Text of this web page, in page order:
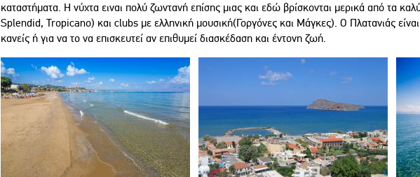
καταστήματα. Η νύχτα ειναι πολύ ζωντανή επίσης μιας και εδώ βρίσκονται μερικά από τα
Splendid, Tropicano) και clubs με ελληνική μουσική(Γοργόνες και Μάγκες). Ο Πλατανιάς είναι
κανείς ή για να το να επισκευτεί αν επιθυμεί διασκέδαση και έντονη ζωή.